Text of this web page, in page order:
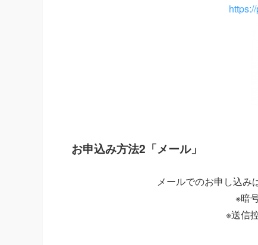
お申込み方法2「メール」
メールでのお申し込み
※暗
※送信